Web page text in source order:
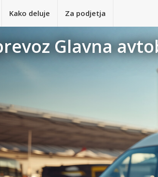
Kako deluje Za podjetja
Glavna